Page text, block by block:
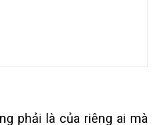
phải là của riêng ai mà